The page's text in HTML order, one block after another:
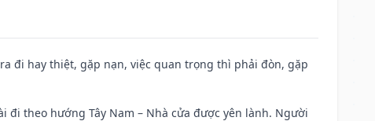
đi hay thiệt, gặp nạn, việc quan trọng thì phải đòn, gặp
đi theo hướng Tây Nam – Nhà cửa được yên lành. Người